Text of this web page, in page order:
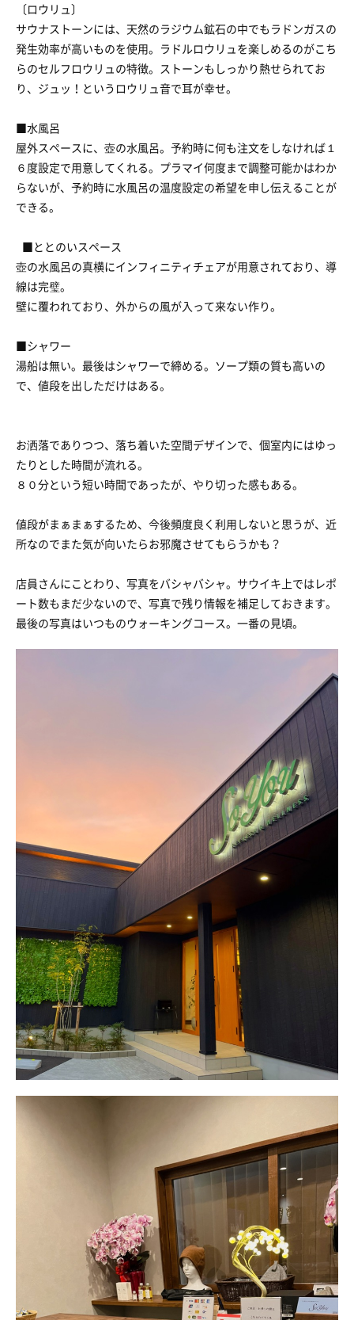
〔ロウリュ〕
サウナストーンには、天然のラジウム鉱石の中でもラドンガスの
発生効率が高いものを使用。ラドルロウリュを楽しめるのがこち
らのセルフロウリュの特徴。ストーンもしっかり熱せられてお
り、ジュッ！というロウリュ音で耳が幸せ。
■水風呂
屋外スペースに、壺の水風呂。予約時に何も注文をしなければ１
６度設定で用意してくれる。プラマイ何度まで調整可能かはわか
らないが、予約時に水風呂の温度設定の希望を申し伝えることが
できる。
■ととのいスペース
壺の水風呂の真横にインフィニティチェアが用意されており、導
線は完璧。
壁に覆われており、外からの風が入って来ない作り。
■シャワー
湯船は無い。最後はシャワーで締める。ソープ類の質も高いの
で、値段を出しただけはある。
お洒落でありつつ、落ち着いた空間デザインで、個室内にはゆっ
たりとした時間が流れる。
８０分という短い時間であったが、やり切った感もある。
値段がまぁまぁするため、今後頻度良く利用しないと思うが、近
所なのでまた気が向いたらお邪魔させてもらうかも？
店員さんにことわり、写真をバシャバシャ。サウイキ上ではレポ
ート数もまだ少ないので、写真で残り情報を補足しておきます。
最後の写真はいつものウォーキングコース。一番の見頃。